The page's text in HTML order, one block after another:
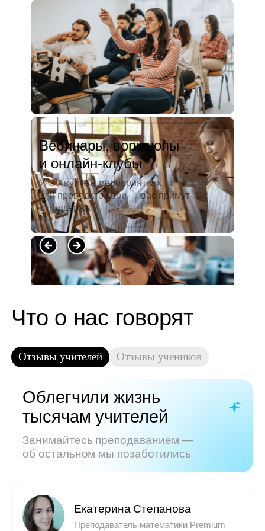
Вебинары, воркшопы
и онлайн-клубы
Участвуйте в мероприятиях
или проводите свои — вас примут
и поддержат
педагогический университет, пошла
преподавать в школу. Проработав в ней
5 лет, я поняла, что нужно двигать...
Читать полностью →
Показать все отзывы
Часто задаваемые
вопросы